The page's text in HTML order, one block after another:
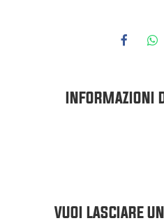
INFORMAZIONI
VUOI LASCIARE